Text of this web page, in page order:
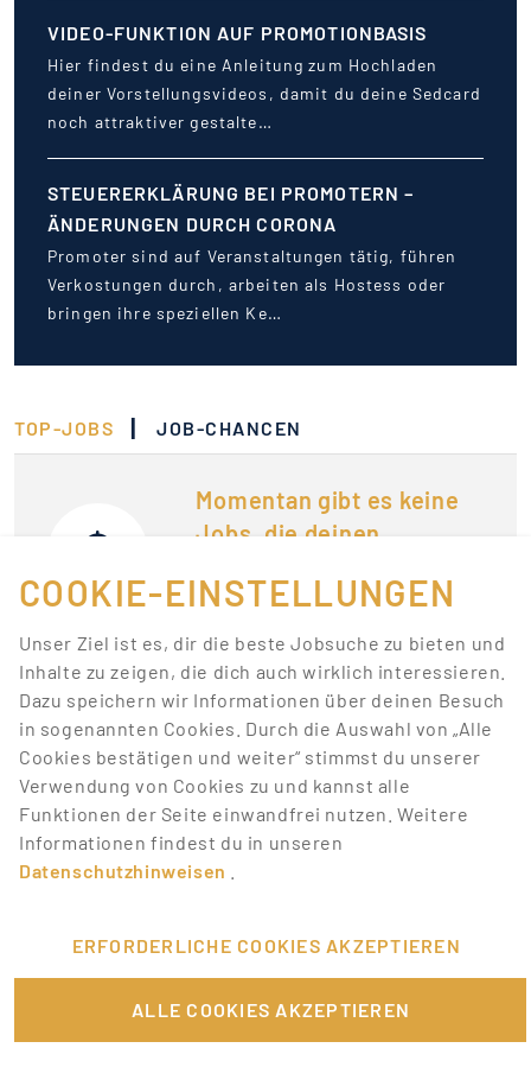
VIDEO-FUNKTION AUF PROMOTIONBASIS
Hier findest du eine Anleitung zum Hochladen
deiner Vorstellungsvideos, damit du deine Sedcard
noch attraktiver gestalte…
STEUERERKLÄRUNG BEI PROMOTERN –
ÄNDERUNGEN DURCH CORONA
Promoter sind auf Veranstaltungen tätig, führen
Verkostungen durch, arbeiten als Hostess oder
bringen ihre speziellen Ke…
TOP-JOBS | JOB-CHANCEN
Momentan gibt es keine
Jobs, die deinen
entsprechen.
Lass dich über neue Top-Jobs zu deiner Suche mit
Job-Alerts automatisch informieren!
JOB-ALERT ERSTELLEN
COOKIE-EINSTELLUNGEN
Unser Ziel ist es, dir die beste Jobsuche zu bieten und
Inhalte zu zeigen, die dich auch wirklich interessieren.
Dazu speichern wir Informationen über deinen Besuch
in sogenannten Cookies. Durch die Auswahl von „Alle
Cookies bestätigen und weiter“ stimmst du unserer
Verwendung von Cookies zu und kannst alle
Funktionen der Seite einwandfrei nutzen. Weitere
Informationen findest du in unseren
Datenschutzhinweisen
ERFORDERLICHE COOKIES AKZEPTIEREN
ALLE COOKIES AKZEPTIEREN